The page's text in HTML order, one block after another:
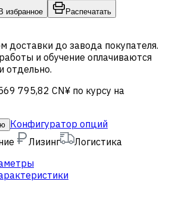
В избранное Распечатать
доставки до завода покупателя.
и обучение оплачиваются
отдельно.
795,82 CN¥ по курсу на
Конфигуратор опций
Лизинг
Логистика